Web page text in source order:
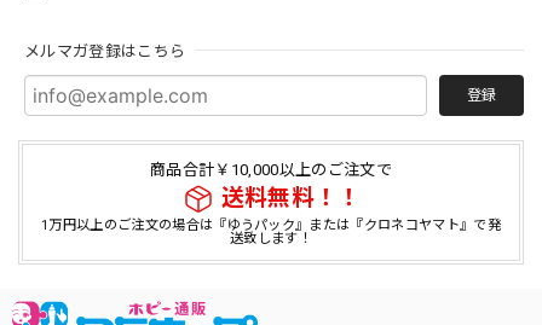
メルマガ登録はこちら
登録
商品合計￥10,000以上のご注文で
送料無料！！
1万円以上のご注文の場合は『ゆうパック』または『クロネコヤマト』で発
送致します！